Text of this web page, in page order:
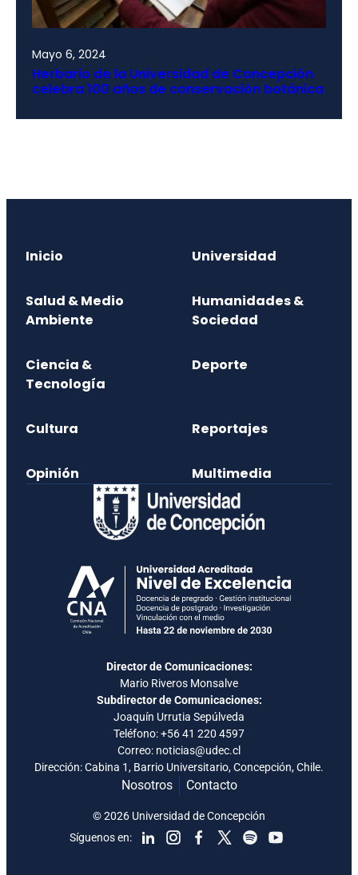
Mayo 6, 2024
Herbario de la Universidad de Concepción
celebra 100 años de conservación botánica
Inicio Universidad
Salud & Medio
Ambiente
Humanidades &
Sociedad
Ciencia &
Tecnología
Deporte
Cultura Reportajes
Opinión Multimedia
Director de Comunicaciones:
Mario Riveros Monsalve
Subdirector de Comunicaciones:
Joaquín Urrutia Sepúlveda
Teléfono:+56 41 220 4597
Correo: noticias@udec.cl
Dirección: Cabina 1, Barrio Universitario, Concepción, Chile.
Nosotros Contacto
Síguenos en:
© 2026 Universidad de Concepción